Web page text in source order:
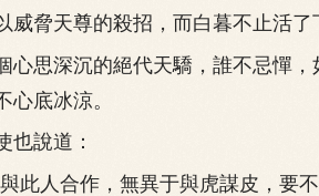
脅天尊的殺招，而白暮不止活了
思深沉的絕代天驕，誰不忌憚，
心底冰涼。
說道：
人合作，無異于與虎謀皮，要不